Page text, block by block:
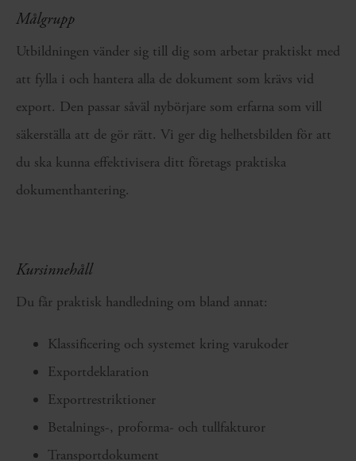
Målgrupp
Utbildningen vänder sig till dig som arbetar praktiskt med
att fylla i och hantera alla de dokument som krävs vid
export. Den passar såväl nybörjare som erfarna som vill
säkerställa att de gör rätt. Vi ger dig helhetsbilden för att
du ska kunna effektivisera ditt företags praktiska
dokumenthantering.
Kursinnehåll
Du får praktisk handledning om bland annat:
Klassificering och systemet kring varukoder
Exportdeklaration
Exportrestriktioner
Betalnings-, proforma- och tullfakturor
Transportdokument